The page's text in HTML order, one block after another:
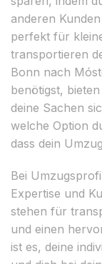
anderen
perfekt für
transportieren
Bonn nach
benötigst,
deine Sachen
welche Option
dass dein
Bei
Expertise und
stehen für
und einen
ist es, deine